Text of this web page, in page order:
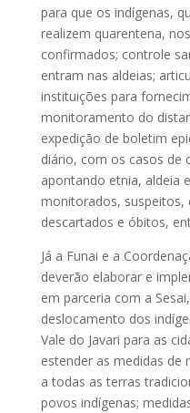
para que os indígenas,
realizem quarentena,
confirmados; controle
entram nas aldeias;
instituições para
monitoramento do
expedição de boletim
diário, com os casos de
apontando etnia, aldeia
monitorados, suspeitos,
descartados e óbitos,
Já a Funai e a
deverão elaborar e
em parceria com a
deslocamento dos
Vale do Javari para as
estender as medidas de
a todas as terras
povos indígenas;